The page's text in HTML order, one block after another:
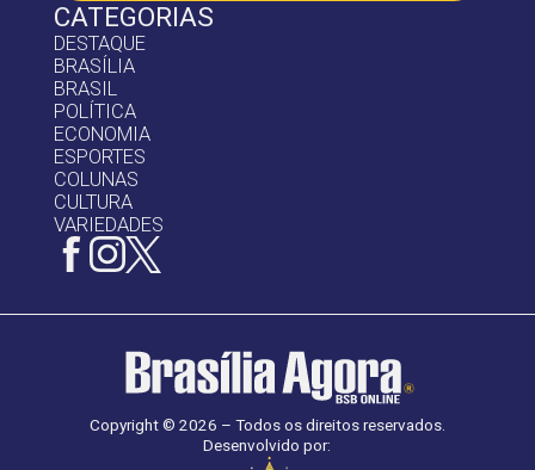
CATEGORIAS
DESTAQUE
BRASÍLIA
BRASIL
POLÍTICA
ECONOMIA
ESPORTES
COLUNAS
CULTURA
VARIEDADES
Copyright © 2026 – Todos os direitos reservados.
Desenvolvido por: